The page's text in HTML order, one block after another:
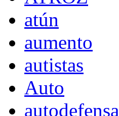
atún
aumento
autistas
Auto
autodefensa